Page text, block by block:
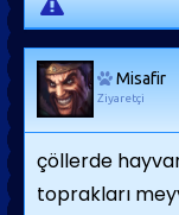
Misafir
Ziyaretçi
çöllerde
toprakları